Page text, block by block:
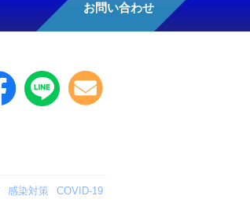
お問い合わせ
感染対策 COVID-19